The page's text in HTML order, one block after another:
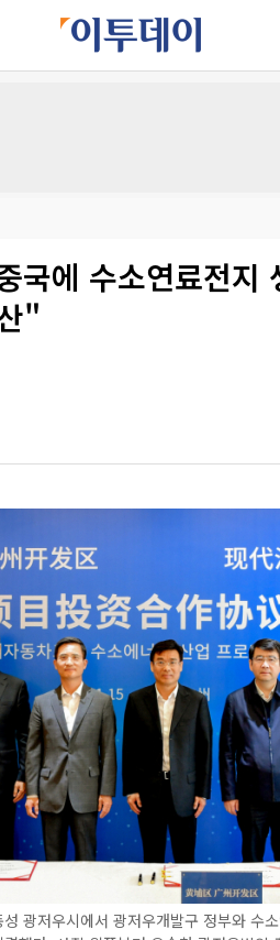
국에 수소연료전지
"
광저우시에서 광저우개발구 정부와 수